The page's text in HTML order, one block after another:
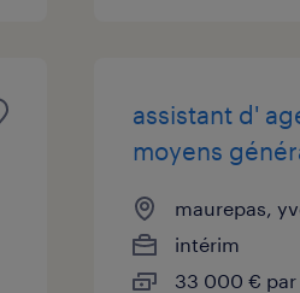
assistant d'
moyens
maurepas,
intérim
33 000 € par